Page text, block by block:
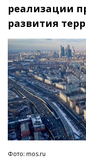
реализации
развития
Фото: mos.ru